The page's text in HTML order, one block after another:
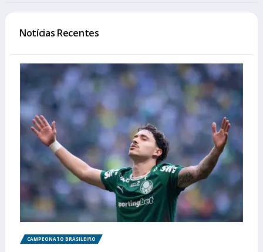
Notícias Recentes
CAMPEONATO BRASILEIRO